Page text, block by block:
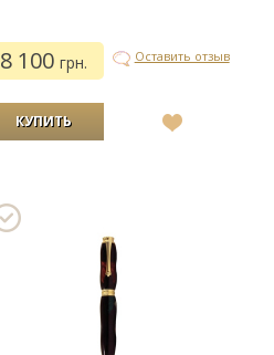
8 100грн. Оставить отзыв